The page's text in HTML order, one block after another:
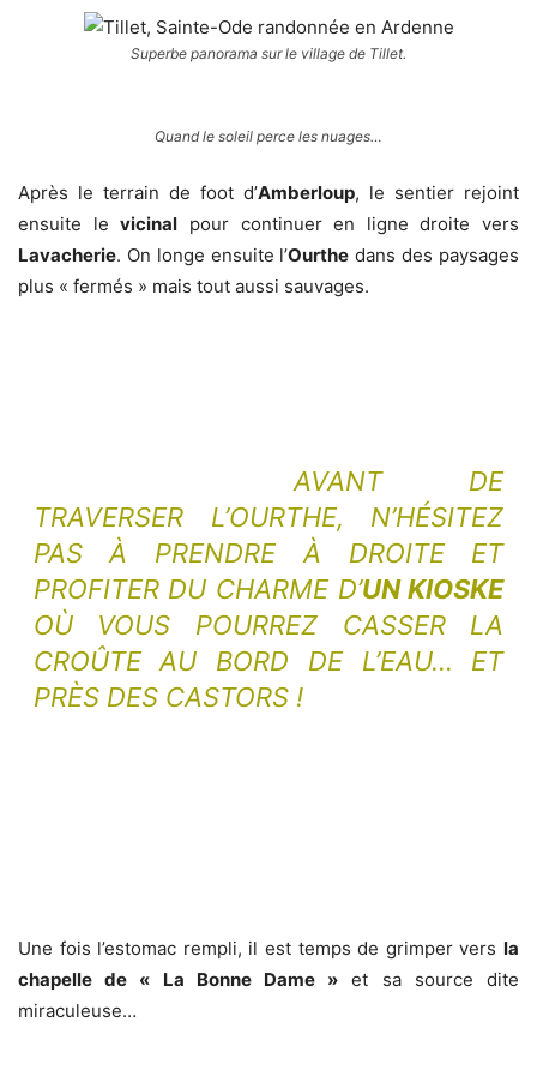
Superbe panorama sur le village de Tillet.
Quand le soleil perce les nuages…
Après le terrain de foot d’Amberloup, le sentier rejoint
ensuite levicinal pour continuer en ligne droite vers
Lavacherie. On longe ensuite l’Ourthe dans des paysages
plus « fermés » mais tout aussi sauvages.
AVANT DE
TRAVERSER L’OURTHE, N’HÉSITEZ
PAS À PRENDRE À DROITE ET
PROFITER DU CHARME D’UN KIOSKE
OÙ VOUS POURREZ CASSER LA
CROÛTE AU BORD DE L’EAU… ET
PRÈS DES CASTORS !
Une fois l’estomac rempli, il est temps de grimper vers la
chapelle de « La Bonne Dame » et sa source dite
miraculeuse…